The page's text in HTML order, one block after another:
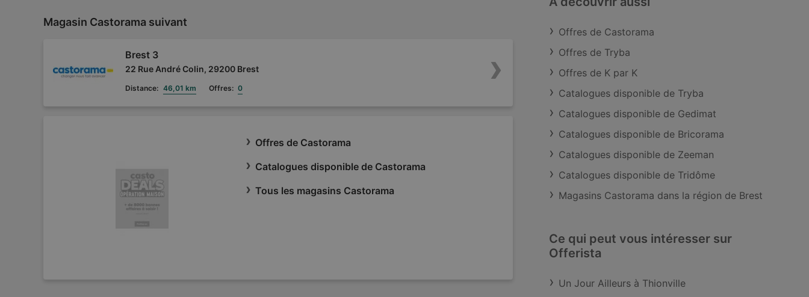
Magasin Castorama suivant
Brest 3
22 Rue André Colin, 29200 Brest
Distance: 46,01 km Offres: 0
Offres de Castorama
Catalogues disponible de Castorama
Tous les magasins Castorama
Offres de Castorama
Offres de Tryba
Offres de K par K
Catalogues disponible de Tryba
Catalogues disponible de Gedimat
Catalogues disponible de Bricorama
Catalogues disponible de Zeeman
Catalogues disponible de Tridôme
Magasins Castorama dans la région de Brest
Ce qui peut vous intéresser sur
Offerista
Un Jour Ailleurs à Thionville